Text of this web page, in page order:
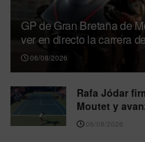
GP de Gran Bretaña de
ver en directo la carrera
06/08/2026
Rafa Jódar
Moutet y
06/08/2026